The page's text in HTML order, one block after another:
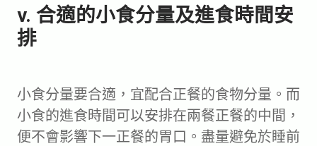
v. 合適的小食分量及進食時間安
排
小食分量要合適，宜配合正餐的食物分量。而
小食的進食時間可以安排在兩餐正餐的中間，
便不會影響下一正餐的胃口。盡量避免於睡前